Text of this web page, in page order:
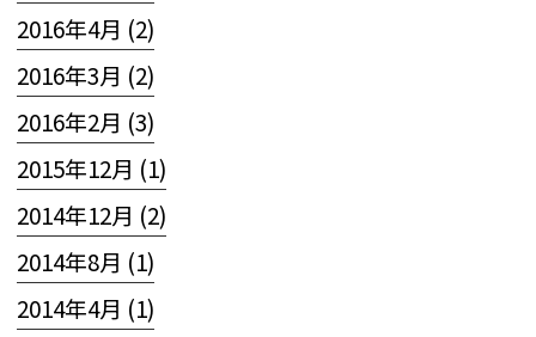
2016年4月 (2)
2016年3月 (2)
2016年2月 (3)
2015年12月 (1)
2014年12月 (2)
2014年8月 (1)
2014年4月 (1)